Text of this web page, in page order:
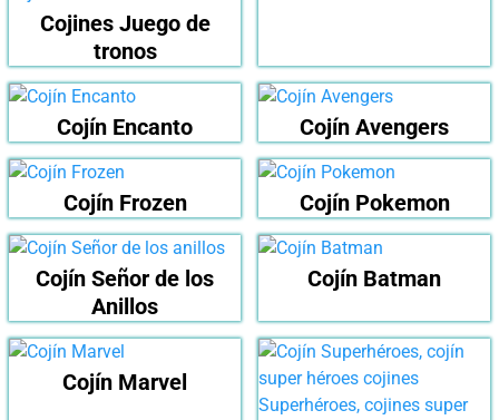
Cojines Juego de
tronos
Cojín Encanto Cojín Avengers
Cojín Frozen Cojín Pokemon
Cojín Señor de los
Anillos
Cojín Batman
Cojín Marvel